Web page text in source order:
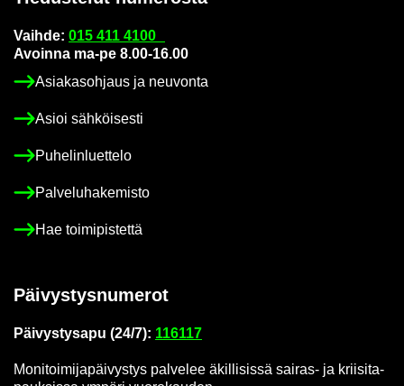
Vaih­de: 015 411 4100
Avoin­na ma-pe 8.00-16.00
Asia­kas­oh­jaus ja neu­von­ta
Asioi säh­köi­ses­ti
Pu­he­lin­luet­te­lo
Pal­ve­lu­ha­ke­mis­to
Hae toi­mi­pis­tet­tä
Päi­vys­tys­nu­me­rot
Päi­vys­tys­a­pu (24/7): 116117
Mo­ni­toi­mi­ja­päi­vys­tys pal­ve­lee äkil­li­sis­sä sairas-​ ja krii­si­ta­